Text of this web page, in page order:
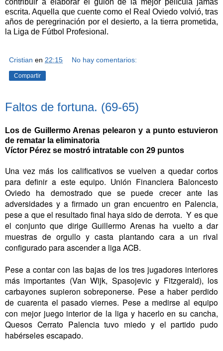
escrita. Aquella que cuente como el Real Oviedo volvió, tras
años de peregrinación por el desierto, a la tierra prometida,
la Liga de Fútbol Profesional.
Cristian en 22:15 No hay comentarios:
Compartir
Faltos de fortuna. (69-65)
Los de Guillermo Arenas pelearon y a punto estuvieron
de rematar la eliminatoria
Víctor Pérez se mostró intratable con 29 puntos
Una vez más los calificativos se vuelven a quedar cortos
para definir a este equipo. Unión Financiera Baloncesto
Oviedo ha demostrado que se puede crecer ante las
adversidades y a firmado un gran encuentro en Palencia,
pese a que el resultado final haya sido de derrota. Y es que
el conjunto que dirige Guillermo Arenas ha vuelto a dar
muestras de orgullo y casta plantando cara a un rival
configurado para ascender a liga ACB.
Pese a contar con las bajas de los tres jugadores interiores
más importantes (Van Wijk, Spasojevic y Fitzgerald), los
carbayones supieron sobreponerse. Pese a haber perdido
de cuarenta el pasado viernes. Pese a medirse al equipo
con mejor juego interior de la liga y hacerlo en su cancha,
Quesos Cerrato Palencia tuvo miedo y el partido pudo
habérseles escapado.